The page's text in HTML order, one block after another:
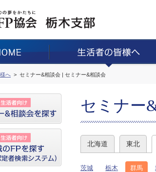
へ セミナー&相談会 | セミナー&相談会
セミナー
北海道 東北
茨城 栃木 群馬